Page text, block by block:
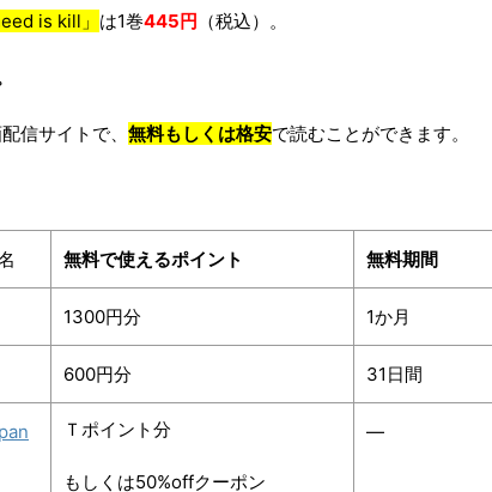
is kill」 は1巻445円 （税込）。
信サイトで、 無料もしくは格安で読むことができます。
無料で使えるポイント 無料期間
1300円分 1か月
600円分 31日間
Ｔポイント分
もしくは50%offクーポン
―